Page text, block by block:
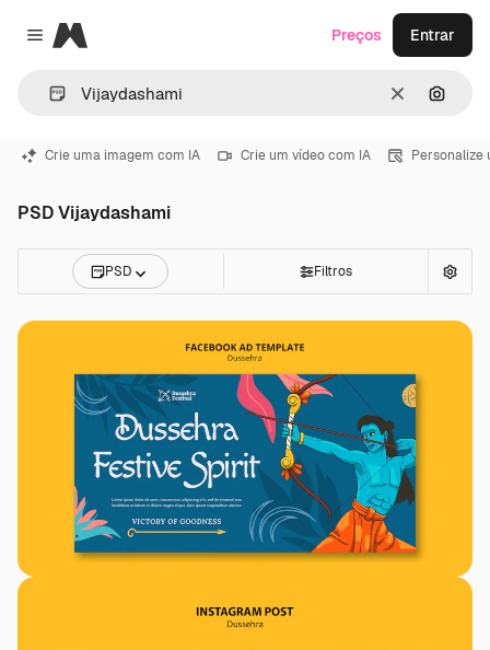
Close menu
Magnific
Limpar
Preços Entrar
Crie uma imagem com IA Crie um vídeo com IA Personalize
PSD Vijaydashami
PSD Filtros